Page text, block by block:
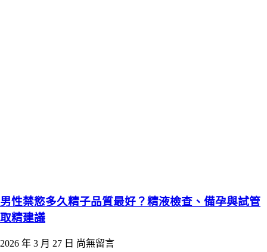
男性禁慾多久精子品質最好？精液檢查、備孕與試管
取精建議
2026 年 3 月 27 日 尚無留言